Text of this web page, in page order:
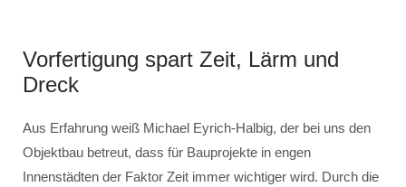
Vorfertigung spart Zeit, Lärm und
Dreck
Aus Erfahrung weiß Michael Eyrich-Halbig, der bei uns den
Objektbau betreut, dass für Bauprojekte in engen
Innenstädten der Faktor Zeit immer wichtiger wird. Durch die